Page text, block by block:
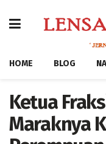
HOME BLOG
Ketua
Maraknya